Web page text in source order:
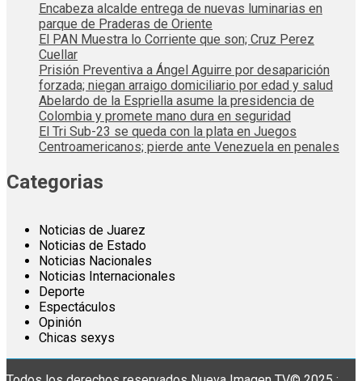
Encabeza alcalde entrega de nuevas luminarias en
parque de Praderas de Oriente
El PAN Muestra lo Corriente que son; Cruz Perez
Cuellar
Prisión Preventiva a Ángel Aguirre por desaparición
forzada; niegan arraigo domiciliario por edad y salud
Abelardo de la Espriella asume la presidencia de
Colombia y promete mano dura en seguridad
El Tri Sub-23 se queda con la plata en Juegos
Centroamericanos; pierde ante Venezuela en penales
Categorias
Noticias de Juarez
Noticias de Estado
Noticias Nacionales
Noticias Internacionales
Deporte
Espectáculos
Opinión
Chicas sexys